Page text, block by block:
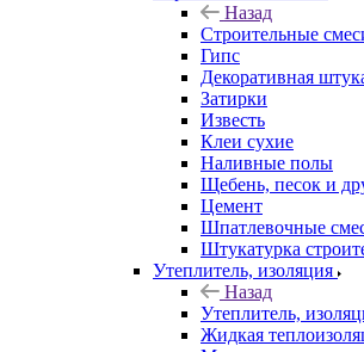
Назад
Строительные
Гипс
Декоративная
Затирки
Известь
Клеи сухие
Наливные полы
Щебень, песок и
Цемент
Шпатлевочные
Штукатурка
Утеплитель, изоляция
Назад
Утеплитель,
Жидкая